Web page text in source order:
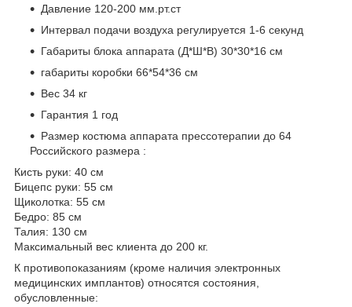
Давление 120-200 мм.рт.ст
Интервал подачи воздуха регулируется 1-6 секунд
Габариты блока аппарата (Д*Ш*В) 30*30*16 см
габариты коробки 66*54*36 см
Вес 34 кг
Гарантия 1 год
Размер костюма аппарата прессотерапии до 64
Российского размера :
Кисть руки: 40 см
Бицепс руки: 55 см
Щиколотка: 55 см
Бедро: 85 см
Талия: 130 см
Максимальный вес клиента до 200 кг.
К противопоказаниям (кроме наличия электронных
медицинских имплантов) относятся состояния,
обусловленные: